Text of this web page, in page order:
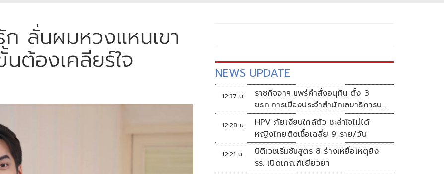
ลั่นผมหวงแหนเขา
ต้องเคลียร์ใจ NEWS UPDATE
12:37 น.
ราชกิจจาฯ แพร่คำสั่งอนุทิน ตั้ง 3
ขรก.การเมืองประจำสำนักเลขาธิการนา
ยกฯ
12:28 น.
HPV ภัยเงียบใกล้ตัว ชะล่าใจไม่ได้
หญิงไทยติดเชื้อเฉลี่ย 9 ราย/วัน
12:21 น.
นิติเวชเริ่มชันสูตร 8 ร่างเหยื่อเหตุยิง
รร. เปิดเกณฑ์เยียวยา